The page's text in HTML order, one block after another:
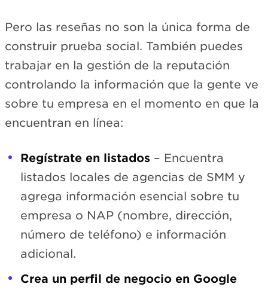
Pero las reseñas no son la única forma de
construir prueba social. También puedes
trabajar en la gestión de la reputación
controlando la información que la gente ve
sobre tu empresa en el momento en que la
encuentran en línea:
Regístrate en listados – Encuentra
listados locales de agencias de SMM y
agrega información esencial sobre tu
empresa o NAP (nombre, dirección,
número de teléfono) e información
adicional.
Crea un perfil de negocio en Google